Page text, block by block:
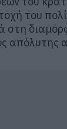
του
στη
απόλυτης